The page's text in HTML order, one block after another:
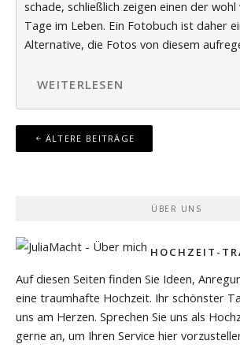
schade, schließlich zeigen einen der
Tage im Leben. Ein Fotobuch ist daher
Alternative, die Fotos von diesem
WEITERLESEN
Beitragsnavigation
ÄLTERE BEITRÄGE
ÜBER UNS
HOCHZEIT-
Auf diesen Seiten finden Sie Ideen,
eine traumhafte Hochzeit. Ihr schönster
uns am Herzen. Sprechen Sie uns als
gerne an, um Ihren Service hier